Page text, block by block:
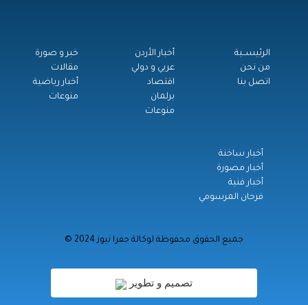
الرئيســية
من نحن
اتصل بنا
أخبار الأردن
عربي و دولي
اقتصاد
برلمان
منوعات
خبر و صورة
مقالات
أخبار رياضية
منوعات
أخبار ساخنة
أخبار مصورة
أخبار فنية
فرحان المرسومي
© جميع الحقوق محفوظة لوكالة جفرا نيوز 2024
تصميم و تطوير